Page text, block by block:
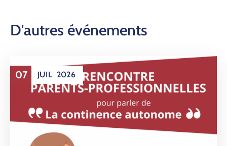
D'autres événements
07 JUIL 2026